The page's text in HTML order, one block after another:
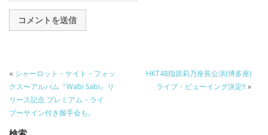
« シャーロット・ケイト・フォッ
クス〜アルバム『Wabi Sabi』リ
リース記念 プレミアム・ライ
ブ〜サイン付き握手会も。
HKT48指原莉乃座長公演(博多座)
ライブ・ビューイング決定!! »